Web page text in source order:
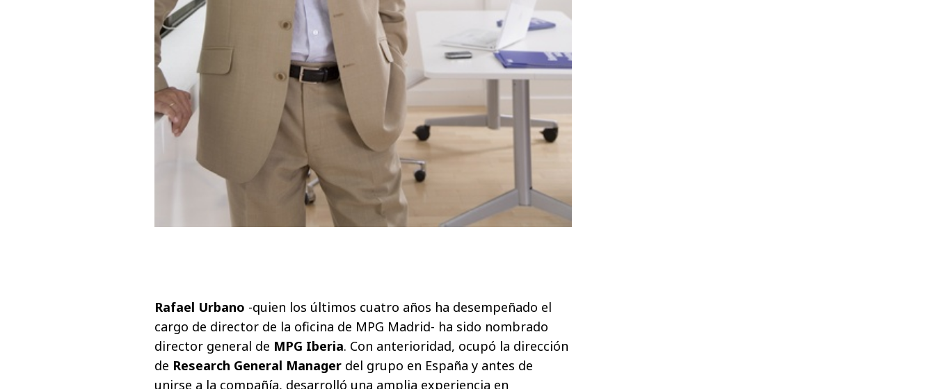
Rafael Urbano -quien los últimos cuatro años ha desempeñado el
cargo de director de la oficina de MPG Madrid- ha sido nombrado
director general de MPG Iberia. Con anterioridad, ocupó la dirección
de Research General Manager del grupo en España y antes de
unirse a la compañía, desarrolló una amplia experiencia en